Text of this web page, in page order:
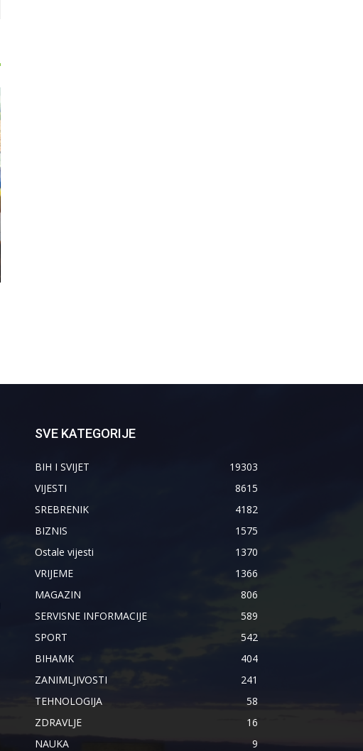
SVE KATEGORIJE
BIH I SVIJET
19303
VIJESTI
8615
SREBRENIK
4182
BIZNIS
1575
Ostale vijesti
1370
VRIJEME
1366
MAGAZIN
806
SERVISNE INFORMACIJE
589
SPORT
542
BIHAMK
404
ZANIMLJIVOSTI
241
TEHNOLOGIJA
58
ZDRAVLJE
16
NAUKA
9